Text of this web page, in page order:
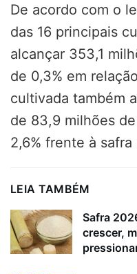
De acordo com o
das 16 principais
alcançar 353,1
de 0,3% em
cultivada também
de 83,9 milhões
2,6% frente à
LEIA TAMBÉM
Safra
crescer,